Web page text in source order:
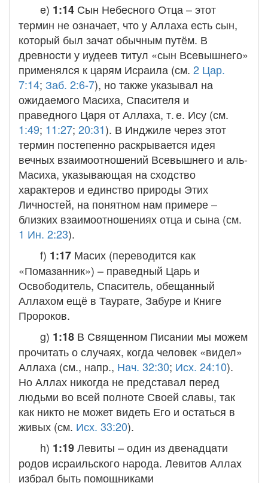
e) 1:14 Сын Небесного Отца – этот
термин не означает, что у Аллаха есть сын,
который был зачат обычным путём. В
древности у иудеев титул «сын Всевышнего»
применялся к царям Исраила (см. 2 Цар.
7:14; Заб. 2:6-7), но также указывал на
ожидаемого Масиха, Спасителя и
праведного Царя от Аллаха, т. е. Ису (см.
1:49; 11:27; 20:31). В Инджиле через этот
термин постепенно раскрывается идея
вечных взаимоотношений Всевышнего и аль-
Масиха, указывающая на сходство
характеров и единство природы Этих
Личностей, на понятном нам примере –
близких взаимоотношениях отца и сына (см.
1 Ин. 2:23).
f) 1:17 Масих (переводится как
«Помазанник») – праведный Царь и
Освободитель, Спаситель, обещанный
Аллахом ещё в Таурате, Забуре и Книге
Пророков.
g) 1:18 В Священном Писании мы можем
прочитать о случаях, когда человек «видел»
Аллаха (см., напр., Нач. 32:30; Исх. 24:10).
Но Аллах никогда не представал перед
людьми во всей полноте Своей славы, так
как никто не может видеть Его и остаться в
живых (см. Исх. 33:20).
h) 1:19Левиты – один из двенадцати
родов исраильского народа. Левитов Аллах
избрал быть помощниками